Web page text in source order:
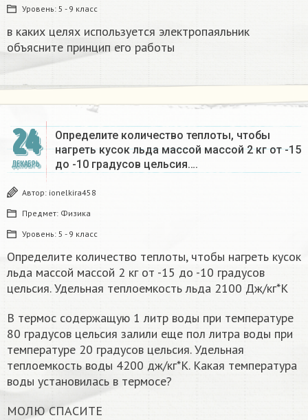
Уровень: 5 - 9 класс
в каких целях используется электропаяльник
объясните принцип его работы​
24
ДЕКАБРЬ
Определите количество теплоты, чтобы
нагреть кусок льда массой массой 2 кг от -15
до -10 градусов цельсия….
Автор: ionelkira458
Предмет: Физика
Уровень: 5 - 9 класс
Определите количество теплоты, чтобы нагреть кусок
льда массой массой 2 кг от -15 до -10 градусов
цельсия. Удельная теплоемкость льда 2100 Дж/кг*К
В термос содержащую 1 литр воды при температуре
80 градусов цельсия залили еще пол литра воды при
температуре 20 градусов цельсия. Удельная
теплоемкость воды 4200 дж/кг*К. Какая температура
воды установилась в термосе?
МОЛЮ СПАСИТЕ